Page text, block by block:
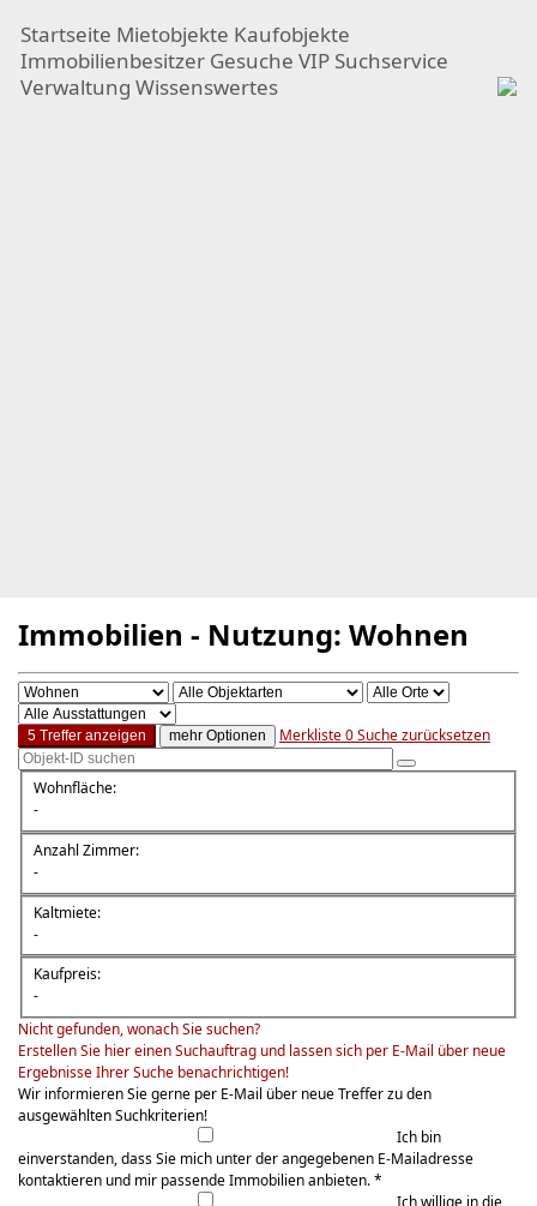
Startseite Mietobjekte Kaufobjekte
Immobilienbesitzer Gesuche VIP Suchservice
Verwaltung Wissenswertes
Immobilien - Nutzung: Wohnen
5 Treffer anzeigen mehr Optionen Merkliste0Suche zurücksetzen
Wohnfläche:
-
Anzahl Zimmer:
-
Kaltmiete:
-
Kaufpreis:
-
Nicht gefunden, wonach Sie suchen?
Erstellen Sie hier einen Suchauftrag und lassen sich per E-Mail über neue
Ergebnisse Ihrer Suche benachrichtigen!
Wir informieren Sie gerne per E-Mail über neue Treffer zu den
ausgewählten Suchkriterien!
Ich bin
einverstanden, dass Sie mich unter der angegebenen E-Mailadresse
kontaktieren und mir passende Immobilien anbieten. *
Ich willige in die